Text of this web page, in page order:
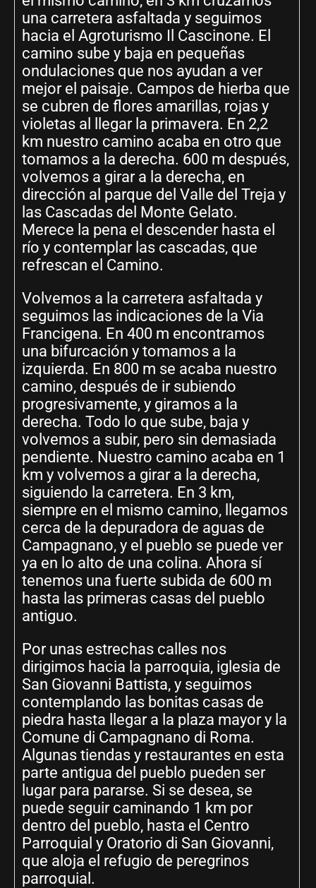
una carretera asfaltada y seguimos
hacia el Agroturismo Il Cascinone. El
camino sube y baja en pequeñas
ondulaciones que nos ayudan a ver
mejor el paisaje. Campos de hierba que
se cubren de flores amarillas, rojas y
violetas al llegar la primavera. En 2,2
km nuestro camino acaba en otro que
tomamos a la derecha. 600 m después,
volvemos a girar a la derecha, en
dirección al parque del Valle del Treja y
las Cascadas del Monte Gelato.
Merece la pena el descender hasta el
río y contemplar las cascadas, que
refrescan el Camino.
Volvemos a la carretera asfaltada y
seguimos las indicaciones de la Via
Francigena. En 400 m encontramos
una bifurcación y tomamos a la
izquierda. En 800 m se acaba nuestro
camino, después de ir subiendo
progresivamente, y giramos a la
derecha. Todo lo que sube, baja y
volvemos a subir, pero sin demasiada
pendiente. Nuestro camino acaba en 1
km y volvemos a girar a la derecha,
siguiendo la carretera. En 3 km,
siempre en el mismo camino, llegamos
cerca de la depuradora de aguas de
Campagnano, y el pueblo se puede ver
ya en lo alto de una colina. Ahora sí
tenemos una fuerte subida de 600 m
hasta las primeras casas del pueblo
antiguo.
Por unas estrechas calles nos
dirigimos hacia la parroquia, iglesia de
San Giovanni Battista, y seguimos
contemplando las bonitas casas de
piedra hasta llegar a la plaza mayor y la
Comune di Campagnano di Roma.
Algunas tiendas y restaurantes en esta
parte antigua del pueblo pueden ser
lugar para pararse. Si se desea, se
puede seguir caminando 1 km por
dentro del pueblo, hasta el Centro
Parroquial y Oratorio di San Giovanni,
que aloja el refugio de peregrinos
parroquial.